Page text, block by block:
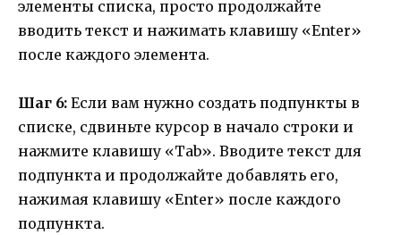
элементы списка, просто продолжайте
вводить текст и нажимать клавишу «Enter»
после каждого элемента.
Шаг 6: Если вам нужно создать подпункты в
списке, сдвиньте курсор в начало строки и
нажмите клавишу «Tab». Вводите текст для
подпункта и продолжайте добавлять его,
нажимая клавишу «Enter» после каждого
подпункта.